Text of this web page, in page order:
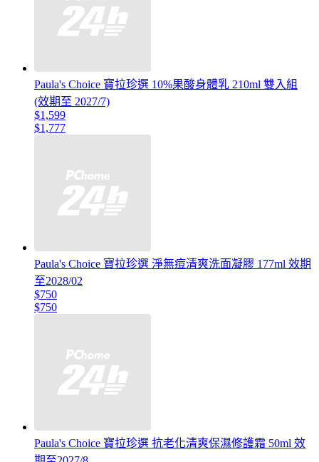
Paula's Choice 寶拉珍選 10%果酸身體乳 210ml 雙入組
(效期至 2027/7)
$1,599
$1,777
Paula's Choice 寶拉珍選 淨無痘清爽洗面凝膠 177ml 效期
至2028/02
$750
$750
Paula's Choice 寶拉珍選 抗老化清爽保濕修護霜 50ml 效